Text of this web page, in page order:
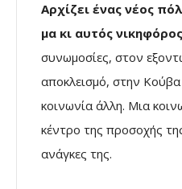
Αρχίζει ένας νέος
μα κι αυτός νικηφόρος
συνωμοσίες, στον
αποκλεισμό, στην Κούβα
κοινωνία άλλη. Μια
κέντρο της προσοχής
ανάγκες της.